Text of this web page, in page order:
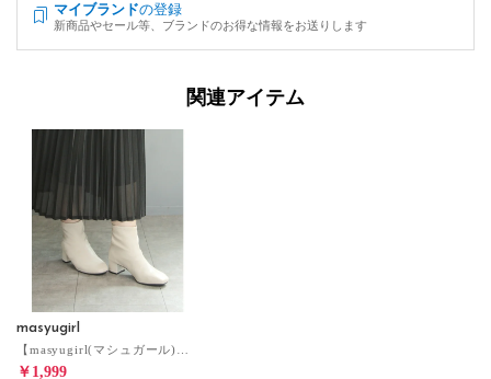
マイブランドの登録
新商品やセール等、ブランドのお得な情報をお送りします
関連アイテム
masyugirl
￥1,999